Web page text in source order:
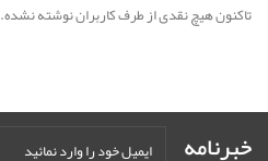
تاکنون هیچ نقدی از طرف کاربران نوشته نشده.
خبرنامه